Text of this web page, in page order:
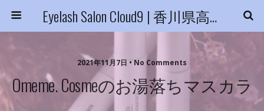
Eyelash Salon Cloud9 | 香川県高松市
2021年11月7日 • No Comments
Omeme. Cosmeのお湯落ちマスカラ